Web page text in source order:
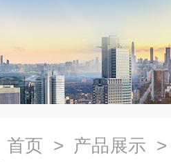
首页 > 产品展示